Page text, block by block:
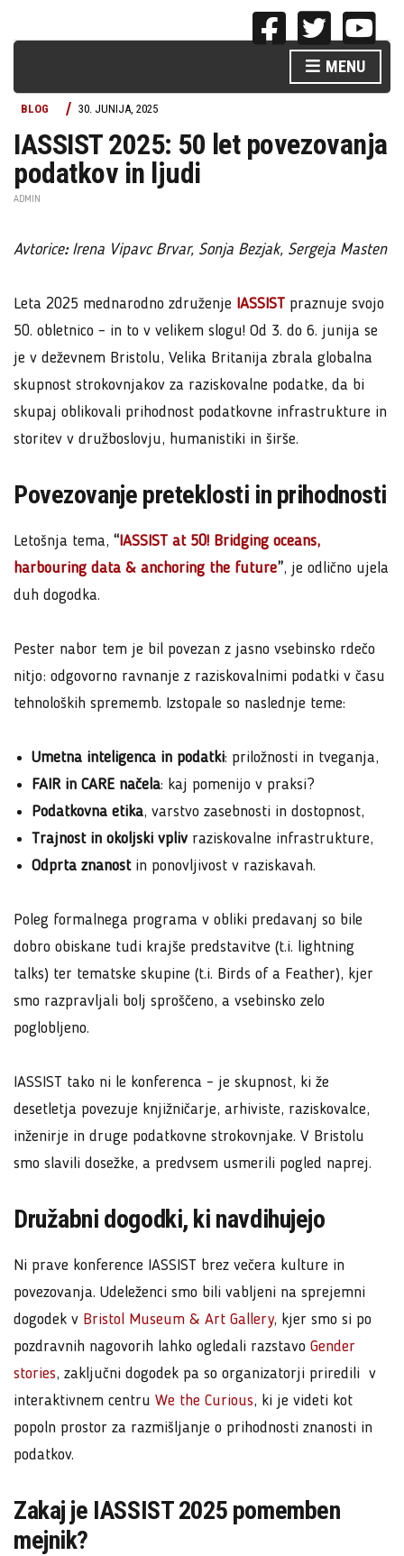
MENU
BLOG 30. JUNIJA, 2025
IASSIST 2025: 50 let povezovanja
podatkov in ljudi
ADMIN
Avtorice:Irena Vipavc Brvar, Sonja Bezjak, Sergeja Masten
Leta 2025 mednarodno združenje IASSIST praznuje svojo
50. obletnico – in to v velikem slogu! Od 3. do 6. junija se
je v deževnem Bristolu, Velika Britanija zbrala globalna
skupnost strokovnjakov za raziskovalne podatke, da bi
skupaj oblikovali prihodnost podatkovne infrastrukture in
storitev v družboslovju, humanistiki in širše.
Povezovanje preteklosti in prihodnosti
Letošnja tema, “IASSIST at 50! Bridging oceans,
harbouring data & anchoring the future”, je odlično ujela
duh dogodka.
Pester nabor tem je bil povezan z jasno vsebinsko rdečo
nitjo: odgovorno ravnanje z raziskovalnimi podatki v času
tehnoloških sprememb. Izstopale so naslednje teme:
Umetna inteligenca in podatki: priložnosti in tveganja,
FAIR in CARE načela: kaj pomenijo v praksi?
Podatkovna etika, varstvo zasebnosti in dostopnost,
Trajnost in okoljski vpliv raziskovalne infrastrukture,
Odprta znanostin ponovljivost v raziskavah.
Poleg formalnega programa v obliki predavanj so bile
dobro obiskane tudi krajše predstavitve (t.i. lightning
talks) ter tematske skupine (t.i. Birds of a Feather), kjer
smo razpravljali bolj sproščeno, a vsebinsko zelo
poglobljeno.
IASSIST tako ni le konferenca – je skupnost, ki že
desetletja povezuje knjižničarje, arhiviste, raziskovalce,
inženirje in druge podatkovne strokovnjake. V Bristolu
smo slavili dosežke, a predvsem usmerili pogled naprej.
Družabni dogodki, ki navdihujejo
Ni prave konference IASSIST brez večera kulture in
povezovanja. Udeleženci smo bili vabljeni na sprejemni
dogodek v Bristol Museum & Art Gallery, kjer smo si po
pozdravnih nagovorih lahko ogledali razstavo Gender
stories, zaključni dogodek pa so organizatorji priredili v
interaktivnem centru We the Curious, ki je videti kot
popoln prostor za razmišljanje o prihodnosti znanosti in
podatkov.
Zakaj je IASSIST 2025 pomemben
mejnik?